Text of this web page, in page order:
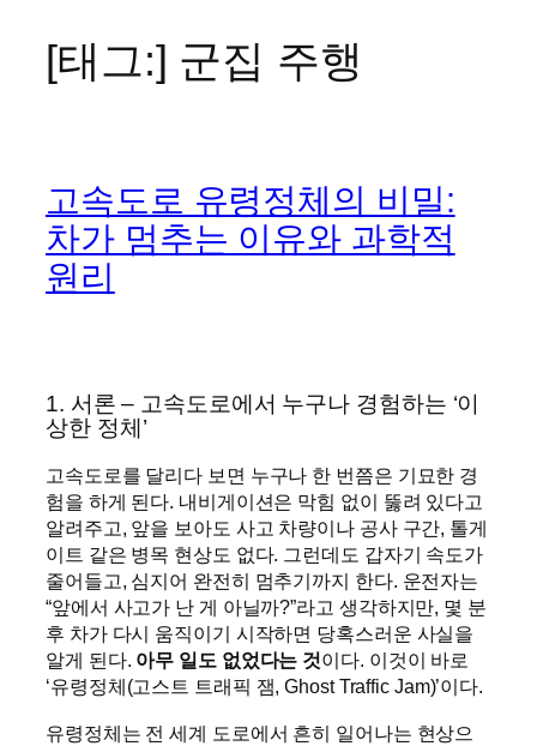
[태그:] 군집 주행
고속도로 유령정체의 비밀:
차가 멈추는 이유와 과학적
원리
1. 서론 – 고속도로에서 누구나 경험하는 ‘이
상한 정체’
고속도로를 달리다 보면 누구나 한 번쯤은 기묘한 경
험을 하게 된다. 내비게이션은 막힘 없이 뚫려 있다고
알려주고, 앞을 보아도 사고 차량이나 공사 구간, 톨게
이트 같은 병목 현상도 없다. 그런데도 갑자기 속도가
줄어들고, 심지어 완전히 멈추기까지 한다. 운전자는
“앞에서 사고가 난 게 아닐까?”라고 생각하지만, 몇 분
후 차가 다시 움직이기 시작하면 당혹스러운 사실을
알게 된다. 아무 일도 없었다는 것이다. 이것이 바로
‘유령정체(고스트 트래픽 잼, Ghost Traffic Jam)’이다.
유령정체는 전 세계 도로에서 흔히 일어나는 현상으